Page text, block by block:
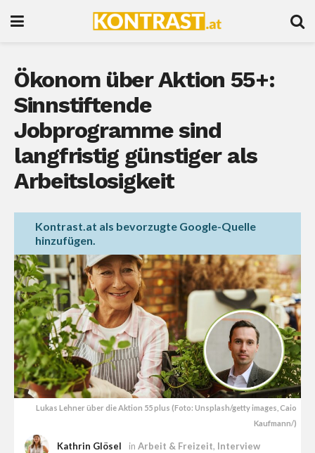
Ökonom über Aktion 55+:
Sinnstiftende
Jobprogramme sind
langfristig günstiger als
Arbeitslosigkeit
Kontrast.at als bevorzugte Google-Quelle
hinzufügen.
Lukas Lehner über die Aktion 55 plus (Foto: Unsplash/getty images, Caio
Kaufmann/)
Kathrin Glösel in Arbeit & Freizeit, Interview